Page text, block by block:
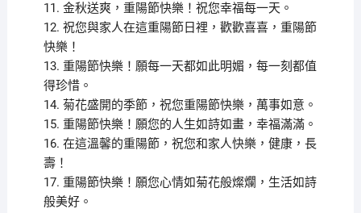
11. 金秋送爽，重陽節快樂！祝您幸福每一天。
12. 祝您與家人在這重陽節日裡，歡歡喜喜，重陽節
快樂！
13. 重陽節快樂！願每一天都如此明媚，每一刻都值
得珍惜。
14. 菊花盛開的季節，祝您重陽節快樂，萬事如意。
15. 重陽節快樂！願您的人生如詩如畫，幸福滿滿。
16. 在這溫馨的重陽節，祝您和家人快樂，健康，長
壽！
17. 重陽節快樂！願您心情如菊花般燦爛，生活如詩
般美好。